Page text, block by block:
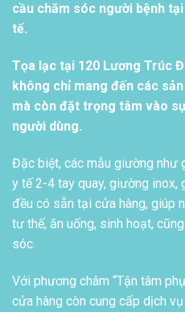
cầu chăm sóc người bệnh
tế.
Tọa lạc tại 120 Lương Trúc
không chỉ mang đến các
mà còn đặt trọng tâm vào
người dùng.
Đặc biệt, các mẫu giường như
y tế 2-4 tay quay, giường
đều có sẵn tại cửa hàng, giúp
tư thế, ăn uống, sinh hoạt,
sóc.
Với phương châm “Tận tâm
cửa hàng còn cung cấp dịch